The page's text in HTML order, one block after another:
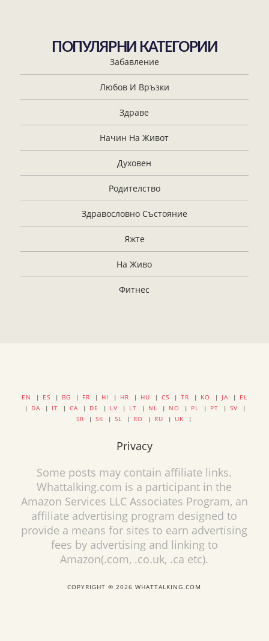
ПОПУЛЯРНИ КАТЕГОРИИ
Забавление
Любов И Връзки
Здраве
Начин На Живот
Духовен
Родителство
Здравословно Състояние
Яжте
На Живо
Фитнес
EN | ES | BG | FR | HI | HR | HU | CS | TR | KO | JA | EL
| DA | IT | CA | DE | LV | LT | NL | NO | PL | PT | SV |
SR | SK | SL | RO | RU | UK |
Privacy
Some posts may contain affiliate links.
Whattalking.com is a participant in the
Amazon Services LLC Associates Program, an
affiliate advertising program designed to
provide a means for sites to earn advertising
fees by advertising and linking to
Amazon(.com, .co.uk, .ca etc).
COPYRIGHT © 2026 WHATTALKING.COM